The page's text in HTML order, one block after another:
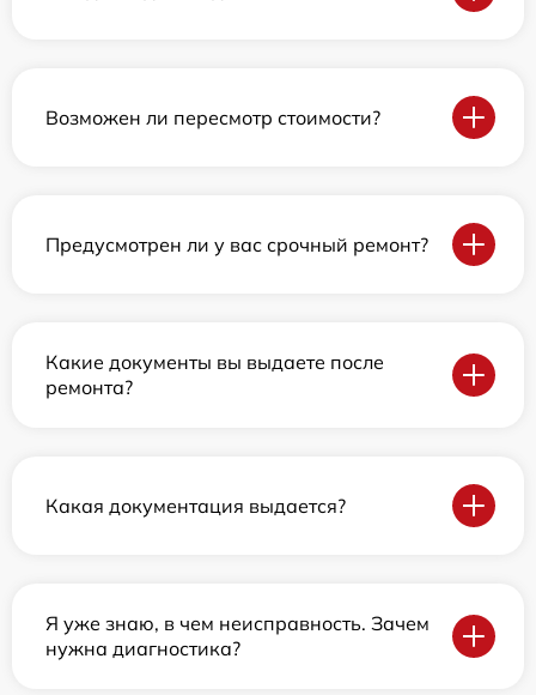
Возможен ли пересмотр стоимости?
Предусмотрен ли у вас срочный ремонт?
Какие документы вы выдаете после
ремонта?
Какая документация выдается?
Я уже знаю, в чем неисправность. Зачем
нужна диагностика?